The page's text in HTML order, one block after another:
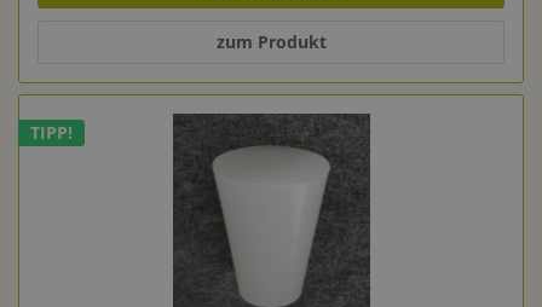
zum Produkt
TIPP!